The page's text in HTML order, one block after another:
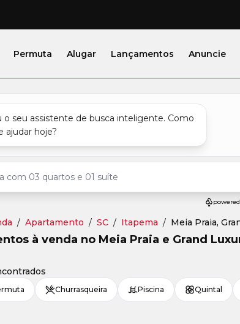
Permuta Alugar Lançamentos Anuncie
/ Apartamento / SC / Itapema / Meia Praia,
à venda no Meia Praia e Grand
Churrasqueira Piscina Quintal